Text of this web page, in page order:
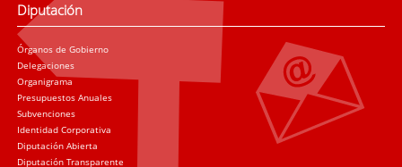
Diputación
Órganos de Gobierno
Delegaciones
Organigrama
Presupuestos Anuales
Subvenciones
Identidad Corporativa
Diputación Abierta
Diputación Transparente